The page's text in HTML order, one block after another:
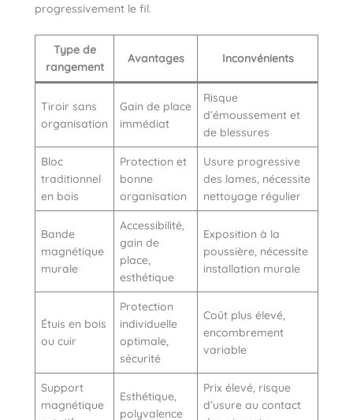
progressivement le fil.
Type de
rangement
Avantages Inconvénients
Tiroir sans
organisation
Gain de place
immédiat
Risque
d’émoussement et
de blessures
Bloc
traditionnel
en bois
Protection et
bonne
organisation
Usure progressive
des lames, nécessite
nettoyage régulier
Bande
magnétique
murale
Accessibilité,
gain de
place,
esthétique
Exposition à la
poussière, nécessite
installation murale
Étuis en bois
ou cuir
Protection
individuelle
optimale,
sécurité
Coût plus élevé,
encombrement
variable
Support
magnétique
Esthétique,
polyvalence
Prix élevé, risque
d’usure au contact